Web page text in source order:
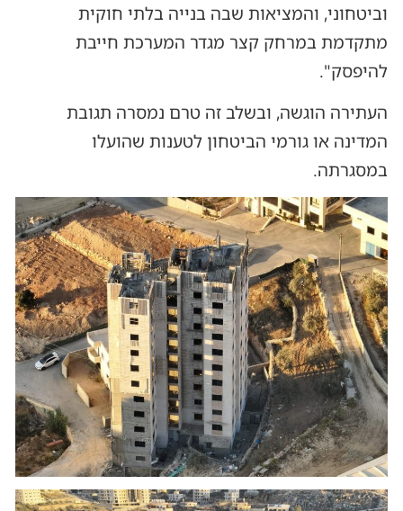
וביטחוני, והמציאות שבה בנייה בלתי חוקית
מתקדמת במרחק קצר מגדר המערכת חייבת
להיפסק".
העתירה הוגשה, ובשלב זה טרם נמסרה תגובת
המדינה או גורמי הביטחון לטענות שהועלו
במסגרתה.